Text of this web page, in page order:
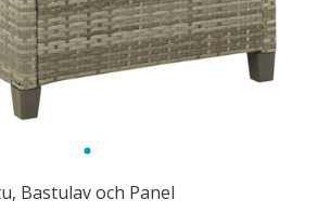
, Bastulav och Panel